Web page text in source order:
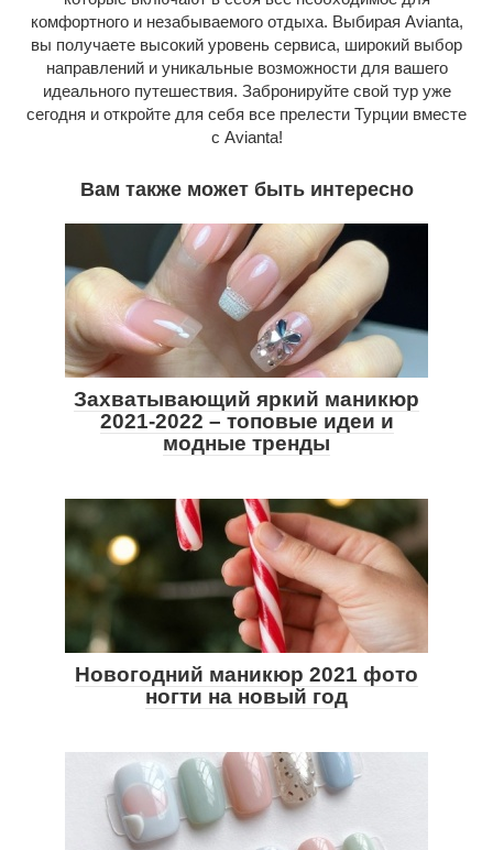
комфортного и незабываемого отдыха. Выбирая Avianta,
вы получаете высокий уровень сервиса, широкий выбор
направлений и уникальные возможности для вашего
идеального путешествия. Забронируйте свой тур уже
сегодня и откройте для себя все прелести Турции вместе
с Avianta!
Вам также может быть интересно
Захватывающий яркий маникюр
2021-2022 – топовые идеи и
модные тренды
Новогодний маникюр 2021 фото
ногти на новый год